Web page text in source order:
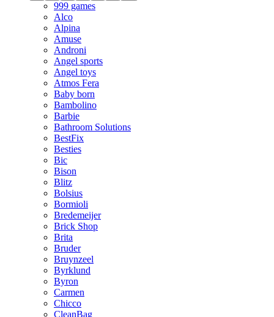
999 games
Alco
Alpina
Amuse
Androni
Angel sports
Angel toys
Atmos Fera
Baby born
Bambolino
Barbie
Bathroom Solutions
BestFix
Besties
Bic
Bison
Blitz
Bolsius
Bormioli
Bredemeijer
Brick Shop
Brita
Bruder
Bruynzeel
Byrklund
Byron
Carmen
Chicco
CleanBag